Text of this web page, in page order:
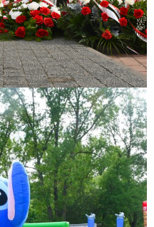
okazji Dnia Dziecka
Dziecka połączony z IV
w nogi!” realizowany był w
Mazowieckiego i